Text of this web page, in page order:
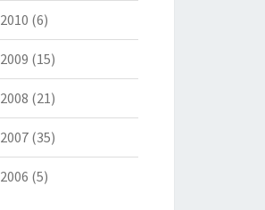
2010 (6)
2009 (15)
2008 (21)
2007(35)
2006 (5)